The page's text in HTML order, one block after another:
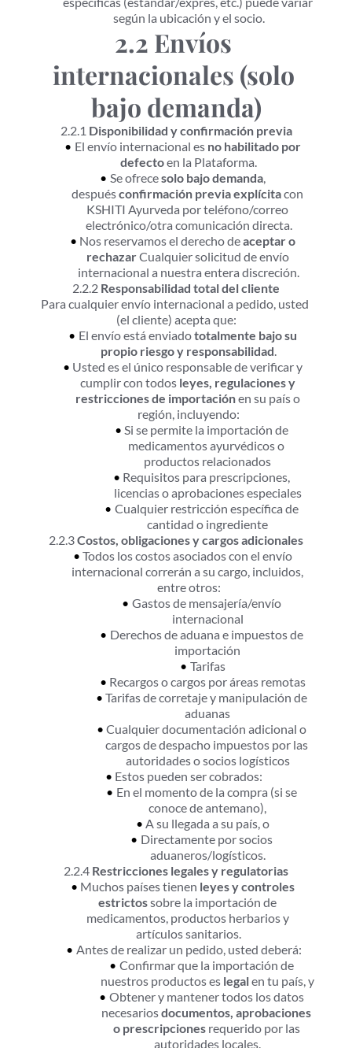
según la ubicación y el socio.
2.2 Envíos
internacionales (solo
bajo demanda)
2.2.1 Disponibilidad y confirmación previa
El envío internacional es no habilitado por
defecto en la Plataforma.
Se ofrece solo bajo demanda,
después confirmación previa explícita con
KSHITI Ayurveda por teléfono/correo
electrónico/otra comunicación directa.
Nos reservamos el derecho de aceptar o
rechazar Cualquier solicitud de envío
internacional a nuestra entera discreción.
2.2.2 Responsabilidad total del cliente
Para cualquier envío internacional a pedido, usted
(el cliente) acepta que:
El envío está enviado totalmente bajo su
propio riesgo y responsabilidad.
Usted es el único responsable de verificar y
cumplir con todos leyes, regulaciones y
restricciones de importación en su país o
región, incluyendo:
Si se permite la importación de
medicamentos ayurvédicos o
productos relacionados
Requisitos para prescripciones,
licencias o aprobaciones especiales
Cualquier restricción específica de
cantidad o ingrediente
2.2.3 Costos, obligaciones y cargos adicionales
Todos los costos asociados con el envío
internacional correrán a su cargo, incluidos,
entre otros:
Gastos de mensajería/envío
internacional
Derechos de aduana e impuestos de
importación
Tarifas
Recargos o cargos por áreas remotas
Tarifas de corretaje y manipulación de
aduanas
Cualquier documentación adicional o
cargos de despacho impuestos por las
autoridades o socios logísticos
Estos pueden ser cobrados:
En el momento de la compra (si se
conoce de antemano),
A su llegada a su país, o
Directamente por socios
aduaneros/logísticos.
2.2.4 Restricciones legales y regulatorias
Muchos países tienen leyes y controles
estrictos sobre la importación de
medicamentos, productos herbarios y
artículos sanitarios.
Antes de realizar un pedido, usted deberá:
Confirmar que la importación de
nuestros productos es legal en tu país, y
Obtener y mantener todos los datos
necesarios documentos, aprobaciones
o prescripciones requerido por las
autoridades locales.